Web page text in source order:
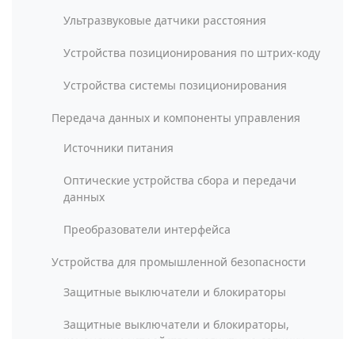
Ультразвуковые датчики расстояния
Устройства позиционирования по штрих-коду
Устройства системы позиционирования
Передача данных и компоненты управления
Источники питания
Оптические устройства сбора и передачи
данных
Преобразователи интерфейса
Устройства для промышленной безопасности
Защитные выключатели и блокираторы
Защитные выключатели и блокираторы,